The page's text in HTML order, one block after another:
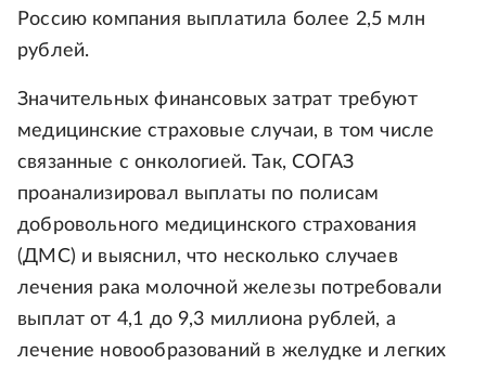
Россию компания выплатила более 2,5 млн
рублей.
Значительных финансовых затрат требуют
медицинские страховые случаи, в том числе
связанные с онкологией. Так, СОГАЗ
проанализировал выплаты по полисам
добровольного медицинского страхования
(ДМС) и выяснил, что несколько случаев
лечения рака молочной железы потребовали
выплат от 4,1 до 9,3 миллиона рублей, а
лечение новообразований в желудке и легких